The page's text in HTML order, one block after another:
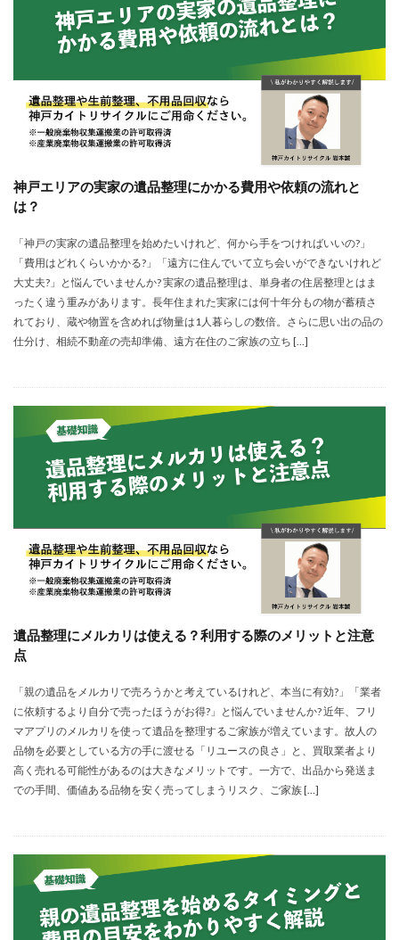
神戸エリアの実家の遺品整理にかかる費用や依頼の流れと
は？
「神戸の実家の遺品整理を始めたいけれど、何から手をつければいいの?」
「費用はどれくらいかかる?」「遠方に住んでいて立ち会いができないけれど
大丈夫?」と悩んでいませんか? 実家の遺品整理は、単身者の住居整理とはま
ったく違う重みがあります。長年住まれた実家には何十年分もの物が蓄積さ
れており、蔵や物置を含めれば物量は1人暮らしの数倍。さらに思い出の品の
仕分け、相続不動産の売却準備、遠方在住のご家族の立ち […]
遺品整理にメルカリは使える？利用する際のメリットと注意
点
「親の遺品をメルカリで売ろうかと考えているけれど、本当に有効?」「業者
に依頼するより自分で売ったほうがお得?」と悩んでいませんか? 近年、フリ
マアプリのメルカリを使って遺品を整理するご家族が増えています。故人の
品物を必要としている方の手に渡せる「リユースの良さ」と、買取業者より
高く売れる可能性があるのは大きなメリットです。一方で、出品から発送ま
での手間、価値ある品物を安く売ってしまうリスク、ご家族 […]